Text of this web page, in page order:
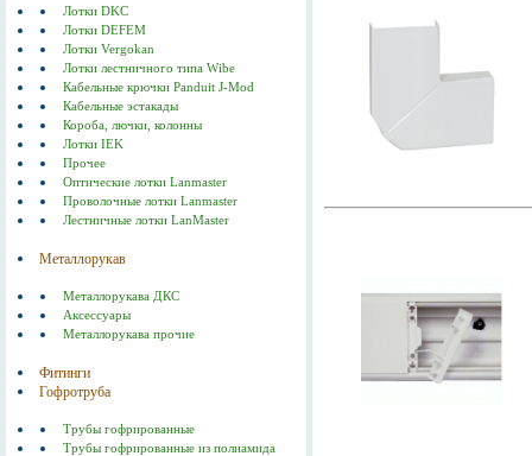
Лотки DKC
Лотки DEFEM
Лотки Vergokan
Лотки лестничного типа Wibe
Кабельные крючки Panduit J-Mod
Кабельные эстакады
Короба, лючки, колонны
Лотки IEK
Прочее
Оптические лотки Lanmaster
Проволочные лотки Lanmaster
Лестничные лотки LanMaster
Металлорукав
Металлорукава ДКС
Аксессуары
Металлорукава прочие
Фитинги
Гофротруба
Трубы гофрированные
Трубы гофрированные из полиамида